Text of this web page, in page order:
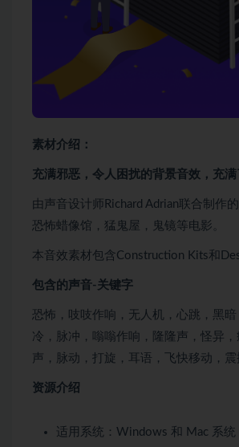
素材介绍：
充满邪恶，令人困扰的背景音效，充
由声音设计师Richard Adrian联合制作
恐怖蜡像馆，猛鬼屋，鬼镜等电影。
本音效素材包含Construction Kits和
包含的声音-关键字
恐怖，吱吱作响，无人机，心跳，黑
冷，脉冲，嗡嗡作响，隆隆声，怪异
声，脉动，打旋，耳语，飞快移动，震
资源介绍
适用系统：Windows 和 Mac 系统